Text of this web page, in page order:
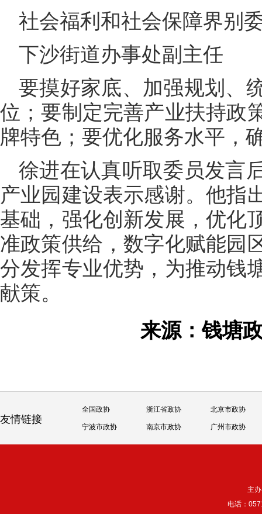
社会福利和社会保障界别
下沙街道办事处副主任
要摸好家底、加强规划、
位；要制定完善产业扶持政
牌特色；要优化服务水平，
徐进在认真听取委员发言
产业园建设表示感谢。他指
基础，强化创新发展，优化
准政策供给，数字化赋能园
分发挥专业优势，为推动钱
献策。
来源：钱
友情链接
全国政协 浙江省政协 北京市政协
宁波市政协 南京市政协 广州市政协
主
电话：